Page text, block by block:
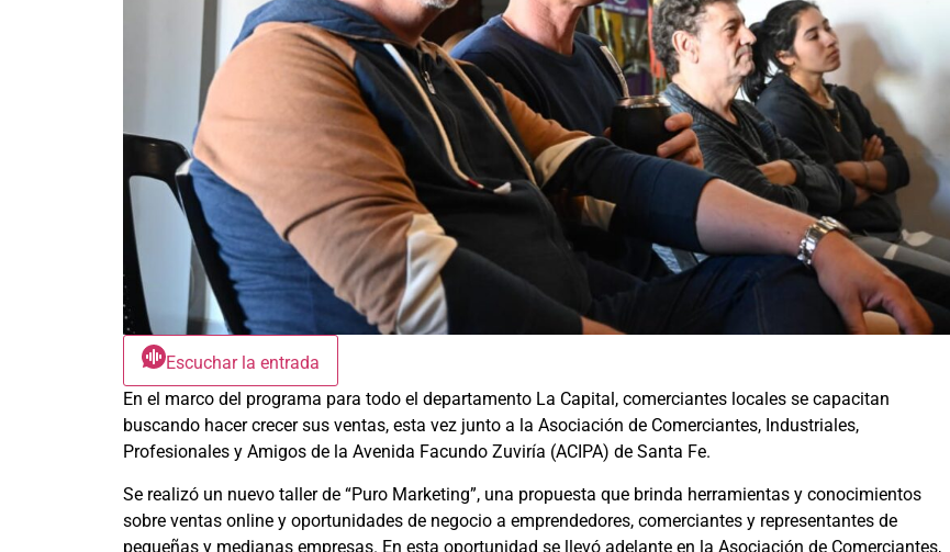
Escuchar la entrada
En el marco del programa para todo el departamento La Capital, comerciantes locales se capacitan
buscando hacer crecer sus ventas, esta vez junto a la Asociación de Comerciantes, Industriales,
Profesionales y Amigos de la Avenida Facundo Zuviría (ACIPA) de Santa Fe.
Se realizó un nuevo taller de “Puro Marketing”, una propuesta que brinda herramientas y conocimientos
sobre ventas online y oportunidades de negocio a emprendedores, comerciantes y representantes de
pequeñas y medianas empresas. En esta oportunidad se llevó adelante en la Asociación de Comerciantes,